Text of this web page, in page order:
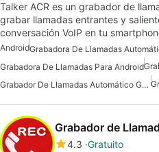
Talker ACR es un grabador de
grabar llamadas entrantes y
conversación VoIP en tu
Android
Grabadora De Llamadas Para Android
Grabador De Llamadas Automático Gratuito Para Android
Grabador de
4.3 Gratuito